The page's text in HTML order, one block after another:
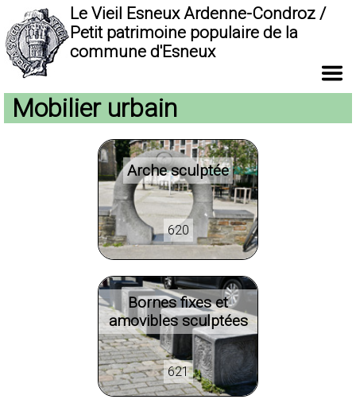
Le Vieil Esneux Ardenne-Condroz /
Petit patrimoine populaire de la
commune d'Esneux
Mobilier urbain
Arche sculptée
620
Bornes fixes et
amovibles sculptées
621